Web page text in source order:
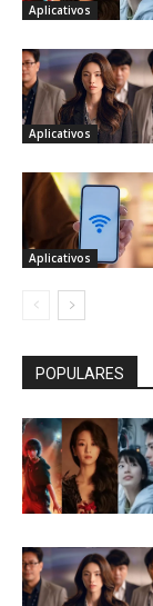
Aplicativos
Aplicativos
Aplicativos
POPULARES